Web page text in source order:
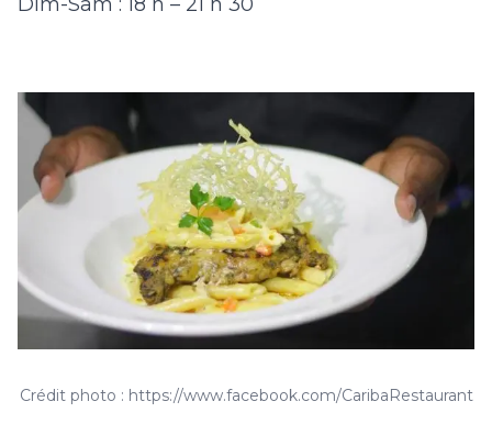
Crédit photo : https://www.facebook.com/CaribaRestaurant